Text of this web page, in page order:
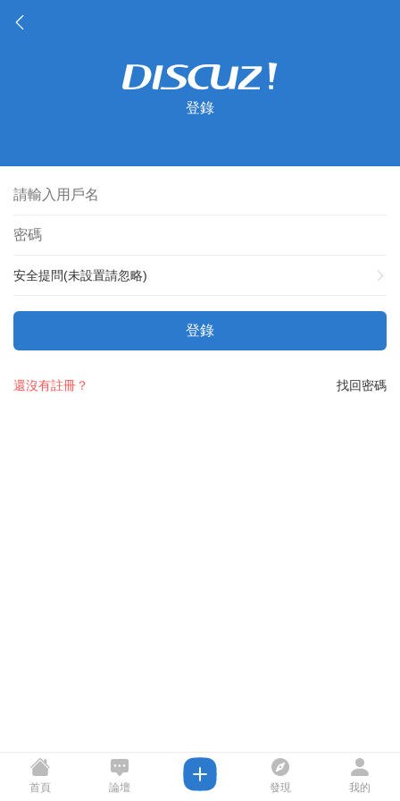
登錄
安全提問(未設置請忽略)
登錄
找回密碼
還沒有註冊？
首頁 論壇 發現 我的